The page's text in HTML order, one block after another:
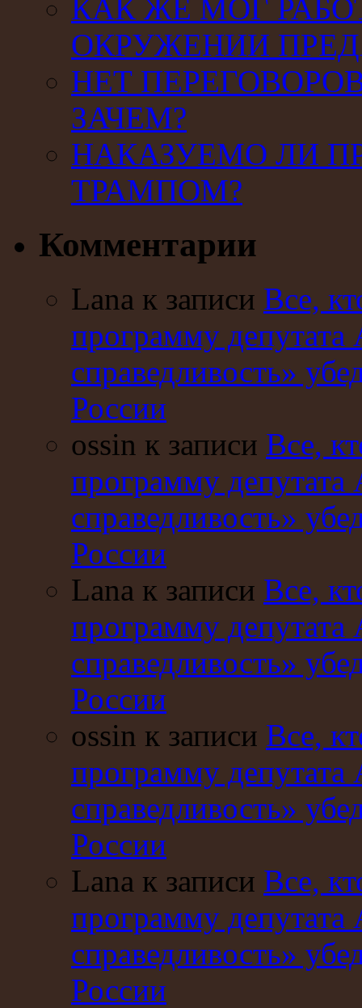
КАК ЖЕ МОГ
ОКРУЖЕНИИ
НЕТ
ЗАЧЕМ?
НАКАЗУЕМО ЛИ
ТРАМПОМ?
Комментарии
Lana к записи Все,
программу
справедливость»
России
ossin к записи Все,
программу
справедливость»
России
Lana к записи Все,
программу
справедливость»
России
ossin к записи Все,
программу
справедливость»
России
Lana к записи Все,
программу
справедливость»
России